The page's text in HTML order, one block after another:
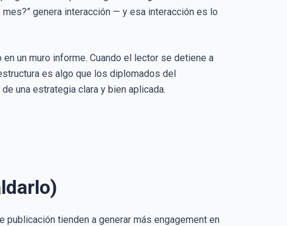
mes?” genera interacción — y esa interacción es lo
un muro informe. Cuando el lector se detiene a
es algo que los diplomados del
una estrategia clara y bien aplicada.
tienden a generar más engagement en